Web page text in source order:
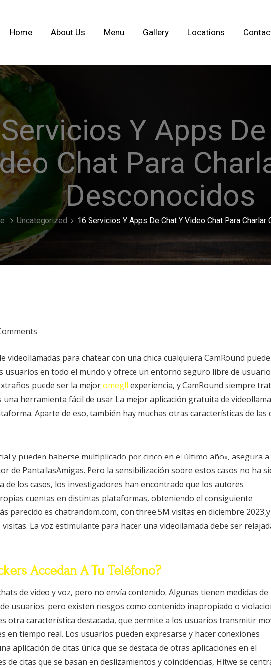
Home About Us Menu Gallery Locations
Y Apps
Chat Para
Desconocidos
Uncategorized 16 Servicios Y Apps De Chat Y Video Chat Para Charlar
videollamadas para chatear con una chica cualquiera CamRound
usuarios en todo el mundo y ofrece un entorno seguro libre de
puede ser la mejoromegll experiencia, y CamRound siempre
una herramienta fácil de usar La mejor aplicación gratuita de
Aparte de eso, también hay muchas otras características de las
y pueden haberse multiplicado por cinco en el último año», asegura a
de PantallasAmigas. Pero la sensibilización sobre estos casos no ha
de los casos, los investigadores han encontrado que los autores
cuentas en distintas plataformas, obteniendo el consiguiente
parecido es chatrandom.com, con three.5M visitas en diciembre
La voz estimulante para hacer una videollamada debe ser
Accedan A Tu Teléfono?
de video y voz, pero no envía contenido. Algunas tienen medidas de
usuarios, pero existen riesgos como contenido inapropiado o
otra característica destacada, que permite a los usuarios transmitir
en tiempo real. Los usuarios pueden expresarse y hacer conexiones
aplicación de citas única que se destaca de otras aplicaciones en el
de citas que se basan en deslizamientos y coincidencias, Hitwe se